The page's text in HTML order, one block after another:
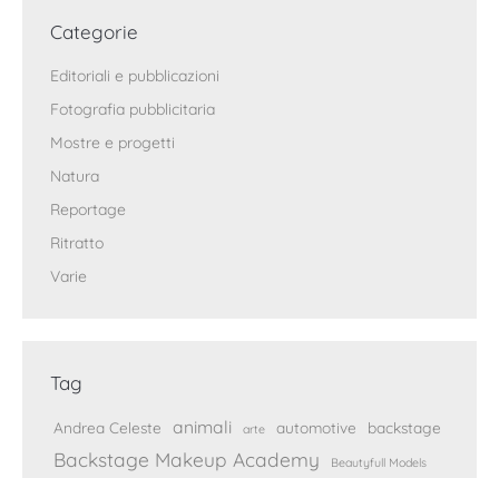
Categorie
Editoriali e pubblicazioni
Fotografia pubblicitaria
Mostre e progetti
Natura
Reportage
Ritratto
Varie
Tag
Andrea Celeste animali arte automotive backstage
Backstage Makeup Academy Beautyfull Models